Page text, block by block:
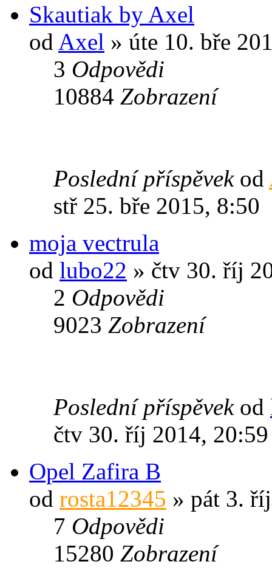
Skautiak by Axel
od Axel » úte 10. bře
3 Odpovědi
10884 Zobrazení
Poslední příspěvek od
stř 25. bře 2015, 8:50
moja vectrula
od lubo22 » čtv 30. říj
2 Odpovědi
9023 Zobrazení
Poslední příspěvek od
čtv 30. říj 2014, 20:59
Opel Zafira B
od rosta12345 » pát 3.
7 Odpovědi
15280 Zobrazení